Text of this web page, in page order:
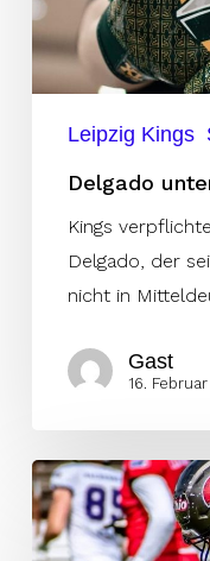
Leipzig Kings
Delgado
Kings
Delgado, der
nicht in
Gast
16.
Völker
und
Schlesinger